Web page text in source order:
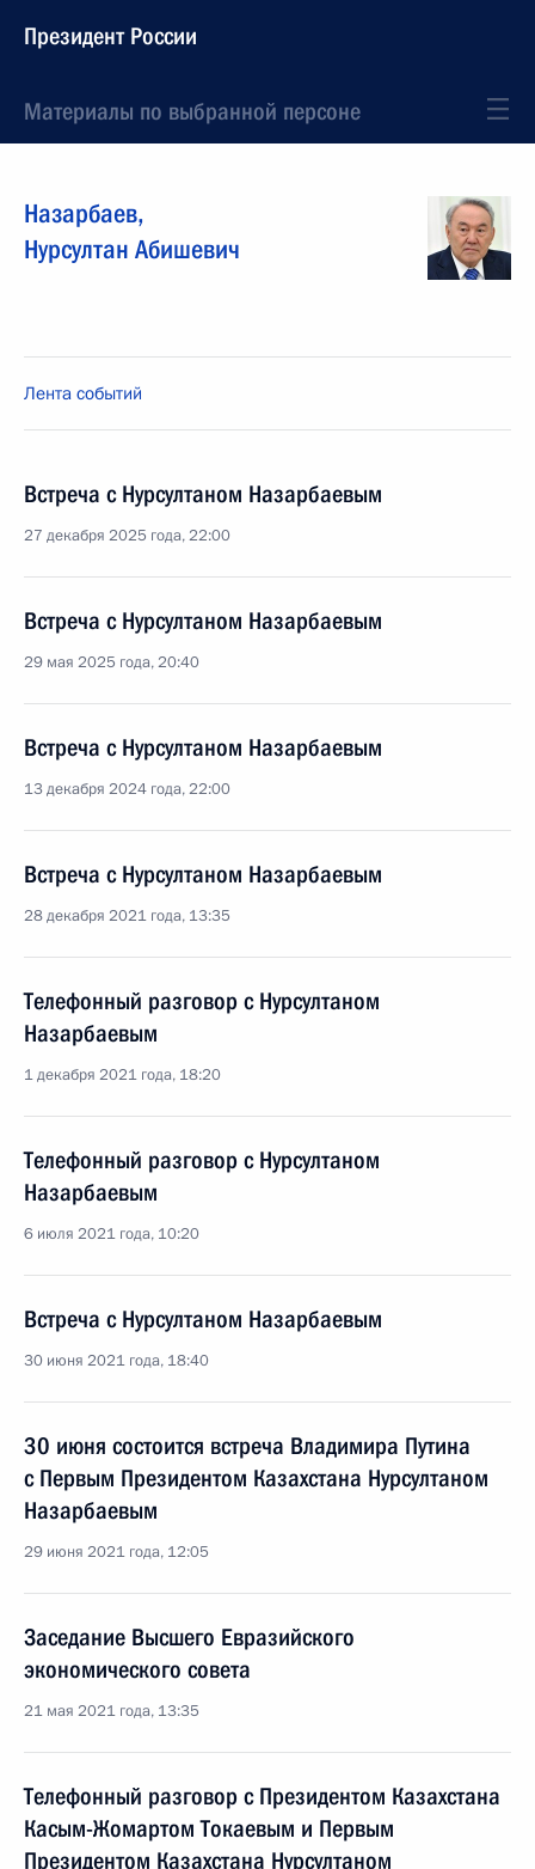
Президент России
Материалы по выбранной персоне
Назарбаев,
Нурсултан Абишевич
Лента событий
Встреча с Нурсултаном Назарбаевым
27 декабря 2025 года, 22:00
Встреча с Нурсултаном Назарбаевым
29 мая 2025 года, 20:40
Встреча с Нурсултаном Назарбаевым
13 декабря 2024 года, 22:00
Встреча с Нурсултаном Назарбаевым
28 декабря 2021 года, 13:35
Телефонный разговор с Нурсултаном
Назарбаевым
1 декабря 2021 года, 18:20
Телефонный разговор с Нурсултаном
Назарбаевым
6 июля 2021 года, 10:20
Встреча с Нурсултаном Назарбаевым
30 июня 2021 года, 18:40
30 июня состоится встреча Владимира Путина
с Первым Президентом Казахстана Нурсултаном
Назарбаевым
29 июня 2021 года, 12:05
Заседание Высшего Евразийского
экономического совета
21 мая 2021 года, 13:35
Телефонный разговор с Президентом Казахстана
Касым-Жомартом Токаевым и Первым
Президентом Казахстана Нурсултаном